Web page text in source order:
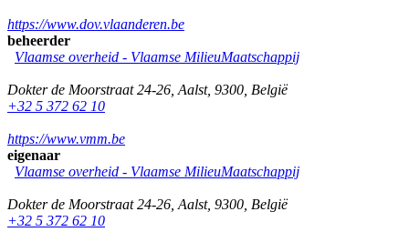
https://www.dov.vlaanderen.be
beheerder
Vlaamse overheid - Vlaamse MilieuMaatschappij
Dokter de Moorstraat 24-26 Aalst, 9300 België
+32 5 372 62 10
https://www.vmm.be
eigenaar
Vlaamse overheid - Vlaamse MilieuMaatschappij
Dokter de Moorstraat 24-26 Aalst, 9300 België
+32 5 372 62 10